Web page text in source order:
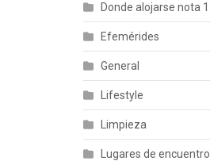
Donde alojarse nota 1
Efemérides
General
Lifestyle
Limpieza
Lugares de encuentro